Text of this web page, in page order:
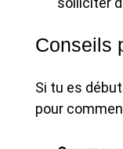
Conseils
Si tu es
pour